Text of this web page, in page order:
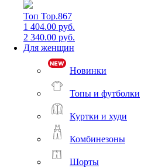
Топ Top.867
1 404.00 руб.
2 340.00 руб.
Для женщин
Новинки
Топы и футболки
Куртки и худи
Комбинезоны
Шорты